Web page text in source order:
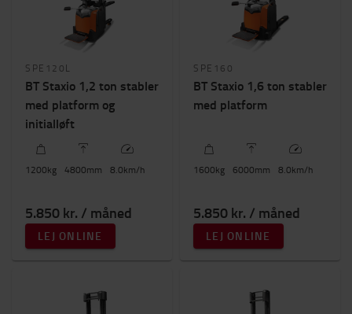
1900mm
SPE120L
BT Staxio 1,2 ton stabler
med platform og
initialløft
1200kg 4800mm 8.0km/h
5.850 kr. / måned
LEJ ONLINE
SPE160
BT Staxio 1,6 ton stabler
med platform
1600kg 6000mm 8.0km/h
5.850 kr. / måned
LEJ ONLINE